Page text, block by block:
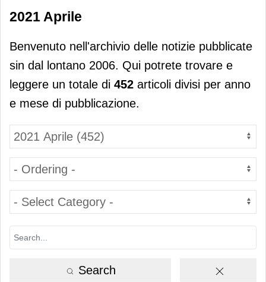
2021 Aprile
Benvenuto nell'archivio delle notizie pubblicate
sin dal lontano 2006. Qui potrete trovare e
leggere un totale di 452 articoli divisi per anno
e mese di pubblicazione.
Search